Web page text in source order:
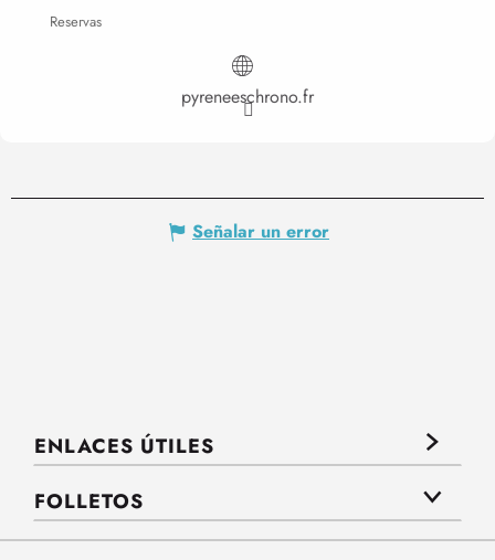
Reservas
pyreneeschrono.fr
Señalar un error
ENLACES ÚTILES
FOLLETOS